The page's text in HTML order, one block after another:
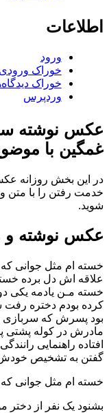
اطلاعات
ورود
خوراک
خوراک
وردپرس
عکس نوشته
غمگین با
در این بخش روزانه
خدمت رفتن را با متن و
شوید.
عکس نوشته و
خسته ام مثل جوانی
علاقه اش دل برده
خسته مـن یادمه یکی
کرده بودم دختره رفت
بود پسرش که سربازی
مادرش در کوله پشتی
افتاده راهنمایی
گفتن به تشخیص خودش
خسته ام مثل جوانی
بشنود یک نفر از دختر